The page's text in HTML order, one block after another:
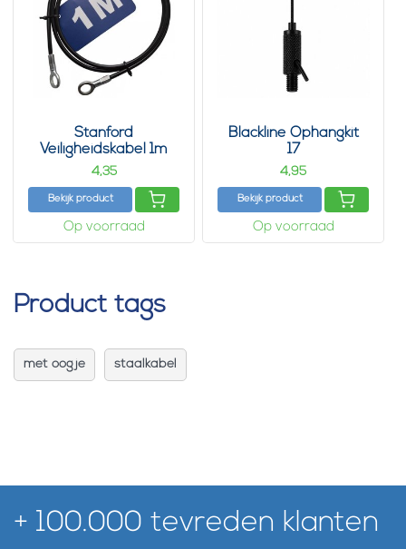
Stanford
Veiligheidskabel 1m
met ogen zwart
4,35
Bekijk product
Op voorraad
Blackline Ophangkit
17
4,95
Bekijk product
Op voorraad
Product tags
met oogje staalkabel
+ 100.000 tevreden klanten